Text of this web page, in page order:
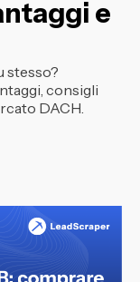
e
stesso?
consigli
DACH.